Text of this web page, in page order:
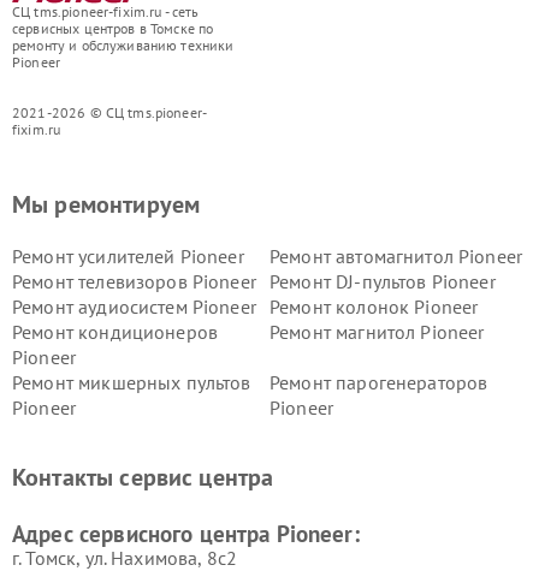
СЦ tms.pioneer-fixim.ru - сеть
сервисных центров в Томске по
ремонту и обслуживанию техники
Pioneer
2021-2026 © СЦ tms.pioneer-
fixim.ru
Мы ремонтируем
Ремонт усилителей Pioneer
Ремонт автомагнитол Pioneer
Ремонт телевизоров Pioneer
Ремонт DJ-пультов Pioneer
Ремонт аудиосистем Pioneer
Ремонт колонок Pioneer
Ремонт кондиционеров
Pioneer
Ремонт магнитол Pioneer
Ремонт микшерных пультов
Pioneer
Ремонт парогенераторов
Pioneer
Контакты сервис центра
Адрес сервисного центра Pioneer:
г. Томск, ул. Нахимова, 8с2